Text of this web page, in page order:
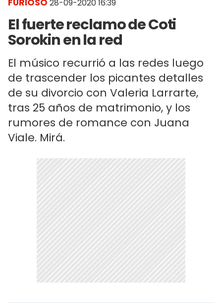
FURIOSO 28-09-2020 16:39
El fuerte reclamo de Coti
Sorokin en la red
El músico recurrió a las redes luego
de trascender los picantes detalles
de su divorcio con Valeria Larrarte,
tras 25 años de matrimonio, y los
rumores de romance con Juana
Viale. Mirá.